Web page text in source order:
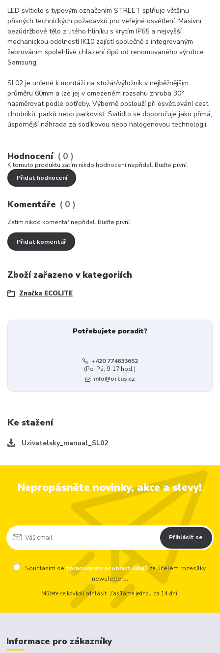
LED svítidlo s typovým označením STREET splňuje většinu
přísných technických požadavků pro veřejné osvětlení. Masivní
bezúdržbové tělo z litého hliníku s krytím IP65 a nejvyšší
mechanickou odolností IK10 zajístí společně s integrovaným
žebrováním spolehlivé chlazení čipů od renomovaného výrobce
Samsung.
SL02 je určené k montáži na stožár/výložník v nejběžnějším
průměru 60mm a lze jej v omezeném rozsahu zhruba 30°
nasměrovat podle potřeby. Výborně poslouží při osvětlování cest,
chodníků, parků nebo parkovišť. Svítidlo se doporučuje jako přímá,
úspornější náhrada za sodíkovou nebo halogenovou technologii.
Hodnocení 0
K tomuto produktu zatím nikdo hodnocení nepřidal. Buďte první.
Přidat hodnocení
Komentáře 0
Zatím nikdo komentář nepřidal. Buďte první.
Přidat komentář
Zboží zařazeno v kategoriích
Značka ECOLITE
Potřebujete poradit?
+420 774633652
(Po-Pá, 9-17 hod.)
info@ortus.cz
Ke stažení
Uzivatelsky_manual_SL02
Nepropásněte novinky, akce a slevy!
Přihlásit se
Souhlasím se zpracováním osobních údajů za účelem rozesílky
newsletteru.
Můžete se kdykoli odhlásit. Zasíláme jednou za 14 dní.
Informace pro zákazníky